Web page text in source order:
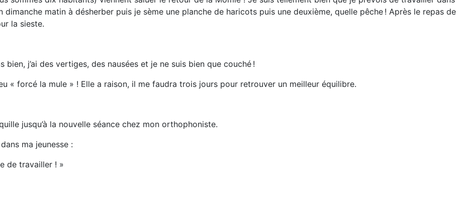
matin à désherber puis je sème une planche de haricots puis une deuxième, quelle pêche ! Après le repas de
la sieste.
bien, j’ai des vertiges, des nausées et je ne suis bien que couché !
« forcé la mule » ! Elle a raison, il me faudra trois jours pour retrouver un meilleur équilibre.
jusqu’à la nouvelle séance chez mon orthophoniste.
ma jeunesse :
de travailler ! »